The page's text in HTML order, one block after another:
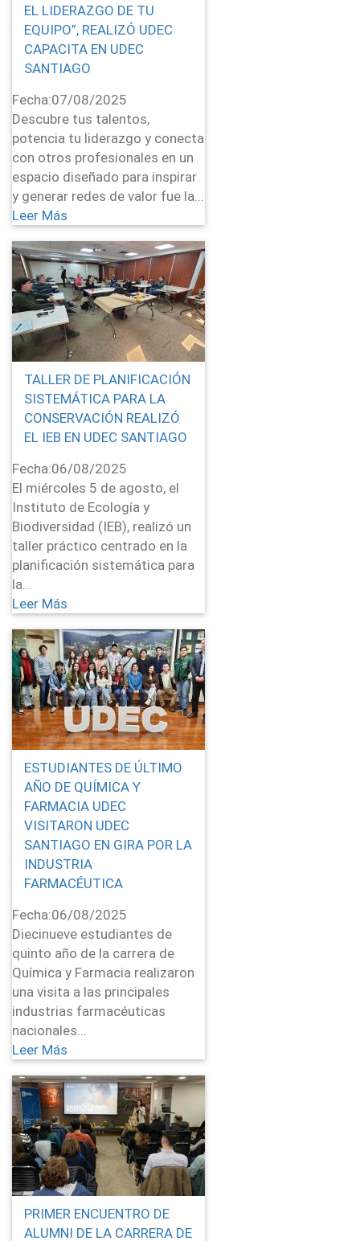
EL LIDERAZGO DE TU
EQUIPO”, REALIZÓ UDEC
CAPACITA EN UDEC
SANTIAGO
Fecha:07/08/2025
Descubre tus talentos,
potencia tu liderazgo y conecta
con otros profesionales en un
espacio diseñado para inspirar
y generar redes de valor fue la...
Leer Más
TALLER DE PLANIFICACIÓN
SISTEMÁTICA PARA LA
CONSERVACIÓN REALIZÓ
EL IEB EN UDEC SANTIAGO
Fecha:06/08/2025
El miércoles 5 de agosto, el
Instituto de Ecología y
Biodiversidad (IEB), realizó un
taller práctico centrado en la
planificación sistemática para
la...
Leer Más
ESTUDIANTES DE ÚLTIMO
AÑO DE QUÍMICA Y
FARMACIA UDEC
VISITARON UDEC
SANTIAGO EN GIRA POR LA
INDUSTRIA
FARMACÉUTICA
Fecha:06/08/2025
Diecinueve estudiantes de
quinto año de la carrera de
Química y Farmacia realizaron
una visita a las principales
industrias farmacéuticas
nacionales...
Leer Más
PRIMER ENCUENTRO DE
ALUMNI DE LA CARRERA DE